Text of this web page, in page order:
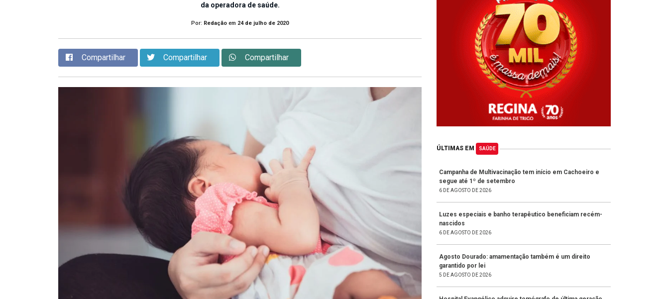
da operadora de saúde.
Por: Redação em 24 de julho de 2020
Compartilhar Compartilhar Compartilhar
ÚLTIMAS EM SAÚDE
Campanha de Multivacinação tem início em Cachoeiro e
segue até 1º de setembro
6 DE AGOSTO DE 2026
Luzes especiais e banho terapêutico beneficiam recém-
nascidos
6 DE AGOSTO DE 2026
Agosto Dourado: amamentação também é um direito
garantido por lei
5 DE AGOSTO DE 2026